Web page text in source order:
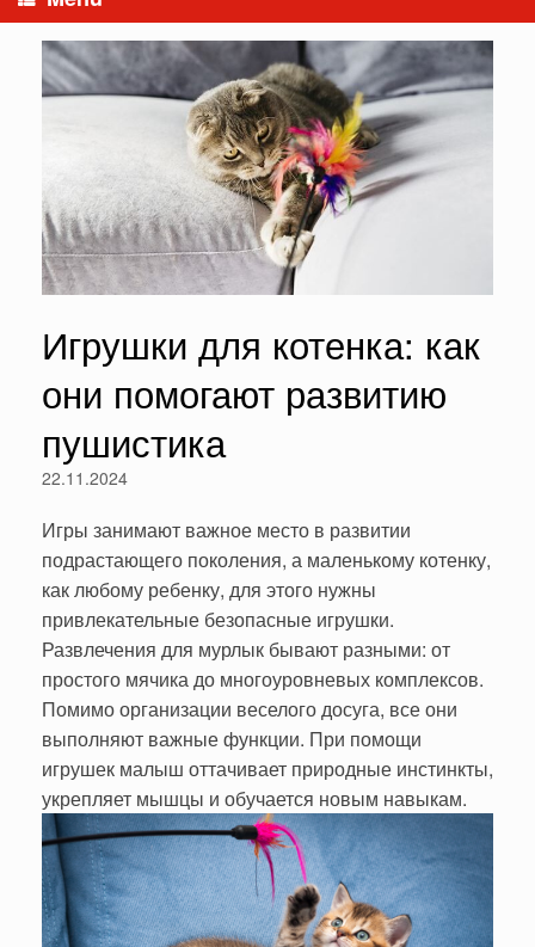
Игрушки для котенка: как
они помогают развитию
пушистика
22.11.2024
Игры занимают важное место в развитии
подрастающего поколения, а маленькому котенку,
как любому ребенку, для этого нужны
привлекательные безопасные игрушки.
Развлечения для мурлык бывают разными: от
простого мячика до многоуровневых комплексов.
Помимо организации веселого досуга, все они
выполняют важные функции. При помощи
игрушек малыш оттачивает природные инстинкты,
укрепляет мышцы и обучается новым навыкам.